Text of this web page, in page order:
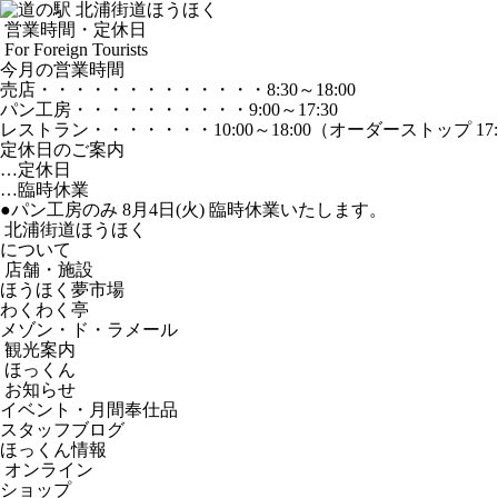
営業時間・定休日
For Foreign Tourists
今月の営業時間
売店 ・・・・・・・・・・・・・ 8:30～18:00
パン工房 ・・・・・・・・・・ 9:00～17:30
レストラン ・・・・・・・ 10:00～18:00 （オーダーストップ
定休日のご案内
…定休日
…臨時休業
●パン工房のみ 8月4日(火) 臨時休業いたします。
北浦街道ほうほく
について
店舗・施設
ほうほく夢市場
わくわく亭
メゾン・ド・ラメール
観光案内
ほっくん
お知らせ
イベント・月間奉仕品
スタッフブログ
ほっくん情報
オンライン
ショップ